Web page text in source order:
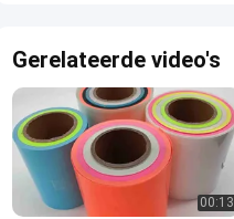
Gerelateerde video's
00:13